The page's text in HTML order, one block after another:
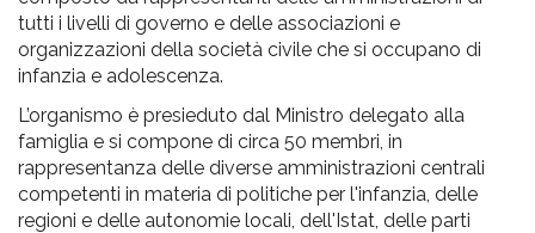
l'infanzia
e
l'adolescenza
tutti i livelli di governo e delle associazioni e
organizzazioni della società civile che si occupano di
infanzia e adolescenza.
L’organismo è presieduto dal Ministro delegato alla
famiglia e si compone di circa 50 membri, in
rappresentanza delle diverse amministrazioni centrali
competenti in materia di politiche per l'infanzia, delle
regioni e delle autonomie locali, dell'Istat, delle parti